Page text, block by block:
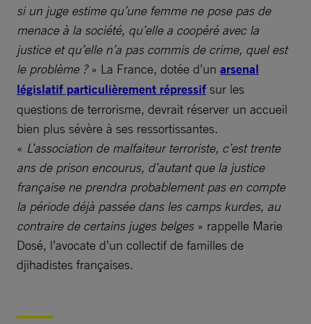
si un juge estime qu’une femme ne pose pas de
menace à la société, qu’elle a coopéré avec la
justice et qu’elle n’a pas commis de crime, quel est
le problème ? » La France, dotée d’un arsenal
législatif particulièrement répressif sur les
questions de terrorisme, devrait réserver un accueil
bien plus sévère à ses ressortissantes.
« L’association de malfaiteur terroriste, c’est trente
ans de prison encourus, d’autant que la justice
française ne prendra probablement pas en compte
la période déjà passée dans les camps kurdes, au
contraire de certains juges belges » rappelle Marie
Dosé, l’avocate d’un collectif de familles de
djihadistes françaises.